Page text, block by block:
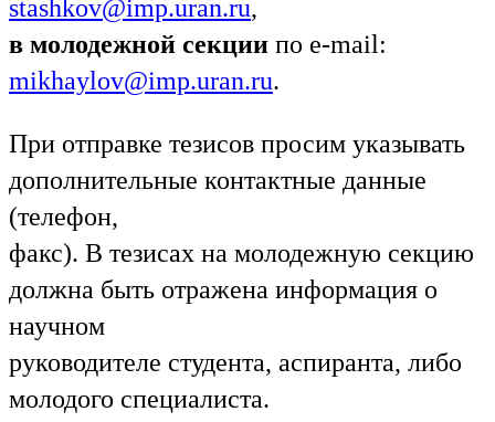
stashkov@imp.uran.ru,
в молодежной секции по e-mail:
mikhaylov@imp.uran.ru.
При отправке тезисов просим указывать
дополнительные контактные данные
(телефон,
факс). В тезисах на молодежную секцию
должна быть отражена информация о
научном
руководителе студента, аспиранта, либо
молодого специалиста.